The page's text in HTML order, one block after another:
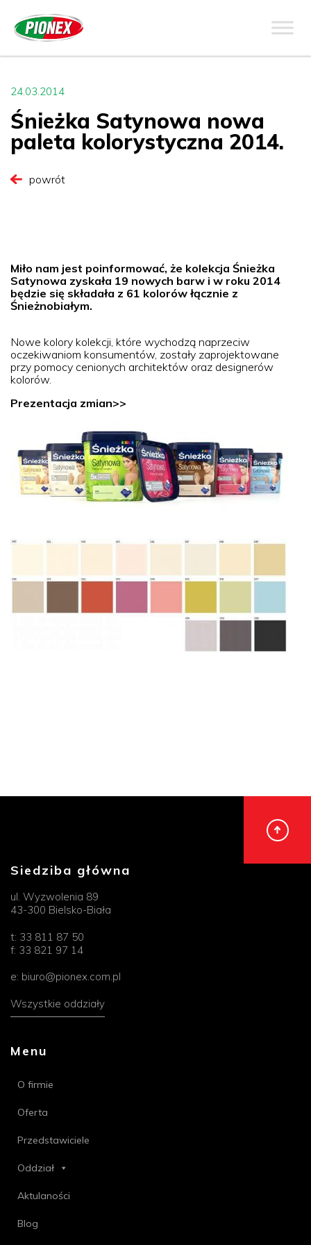
24.03.2014
Śnieżka Satynowa nowa
paleta kolorystyczna 2014.
powrót
Miło nam jest poinformować, że kolekcja Śnieżka
Satynowa zyskała 19 nowych barw i w roku 2014
będzie się składała z 61 kolorów łącznie z
Śnieżnobiałym.
Nowe kolory kolekcji, które wychodzą naprzeciw
oczekiwaniom konsumentów, zostały zaprojektowane
przy pomocy cenionych architektów oraz designerów
kolorów.
Prezentacja zmian>>
Siedziba główna
ul. Wyzwolenia 89
43-300 Bielsko-Biała
t: 33 811 87 50
f: 33 821 97 14
e: biuro@pionex.com.pl
Wszystkie oddziały
Menu
O firmie
Oferta
Przedstawiciele
Oddział
Aktulaności
Blog